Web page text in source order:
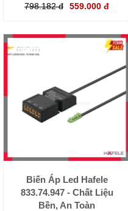
798.182 đ 559.000 đ
Biến Áp Led Hafele
833.74.947 - Chất Liệu
Bền, An Toàn